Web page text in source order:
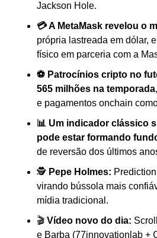
Jackson Hole.
💳 A MetaMask revelou o
própria lastreada em dólar,
físico em parceria com a
⚽ Patrocínios cripto no
565 milhões na temporada
e pagamentos onchain
📊 Um indicador clássico
pode estar formando
de reversão dos últimos
🕵️ Pepe Holmes:
virando bússola mais
mídia tradicional.
🎬 Vídeo novo do dia:
e Barba (77innovationlab +